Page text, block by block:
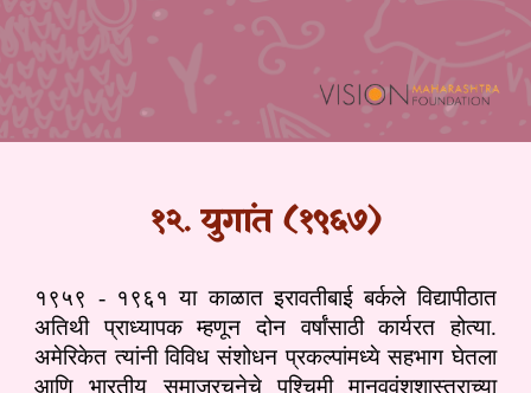
१२. युगांत (१९६७)
१९५९ - १९६१ या काळात इरावतीबाई बर्कले विद्यापीठात
अतिथी प्राध्यापक म्हणून दोन वर्षांसाठी कार्यरत होत्या.
अमेरिकेत त्यांनी विविध संशोधन प्रकल्पांमध्ये सहभाग घेतला
आणि भारतीय समाजरचनेचे पश्चिमी मानववंशशास्त्राच्या